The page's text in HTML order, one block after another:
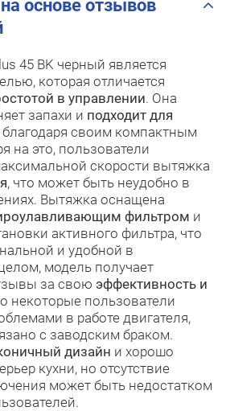
основе отзывов
45 BK черный является
которая отличается
в управлении. Она
запахи и подходит для
благодаря своим компактным
на это, пользователи
скорости вытяжка
, что может быть неудобно в
Вытяжка оснащена
фильтром и
активного фильтра, что
и удобной в
модель получает
за свою эффективность и
некоторые пользователи
в работе двигателя,
с заводским браком.
дизайн и хорошо
кухни, но отсутствие
может быть недостатком